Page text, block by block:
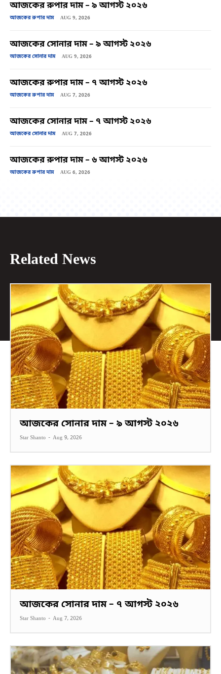
আজকের রুপার দাম – ৯ আগস্ট ২০২৬
আজকের রুপার দাম AUG 9, 2026
আজকের সোনার দাম – ৯ আগস্ট ২০২৬
আজকের সোনার দাম AUG 9, 2026
আজকের রুপার দাম – ৭ আগস্ট ২০২৬
আজকের রুপার দাম AUG 7, 2026
আজকের সোনার দাম – ৭ আগস্ট ২০২৬
আজকের সোনার দাম AUG 7, 2026
আজকের রুপার দাম – ৬ আগস্ট ২০২৬
আজকের রুপার দাম AUG 6, 2026
Related News
আজকের সোনার দাম – ৯ আগস্ট ২০২৬
Star Shanto - Aug 9, 2026
আজকের সোনার দাম – ৭ আগস্ট ২০২৬
Star Shanto - Aug 7, 2026